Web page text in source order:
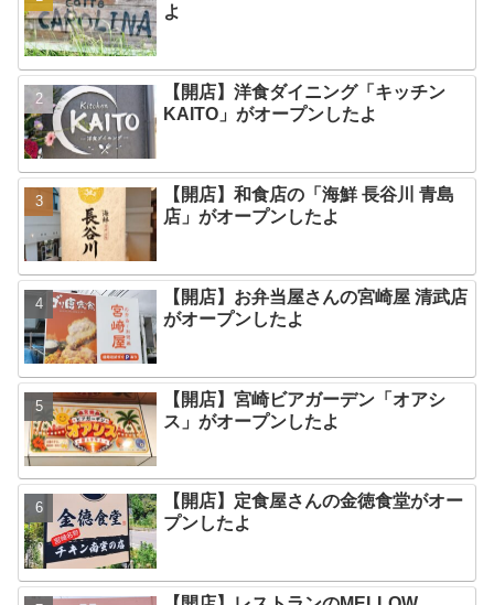
よ
【開店】洋食ダイニング「キッチン
KAITO」がオープンしたよ
【開店】和食店の「海鮮 長谷川 青島
店」がオープンしたよ
【開店】お弁当屋さんの宮崎屋 清武店
がオープンしたよ
【開店】宮崎ビアガーデン「オアシ
ス」がオープンしたよ
【開店】定食屋さんの金徳食堂がオー
プンしたよ